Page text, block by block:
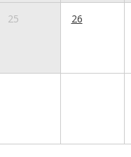
25 26